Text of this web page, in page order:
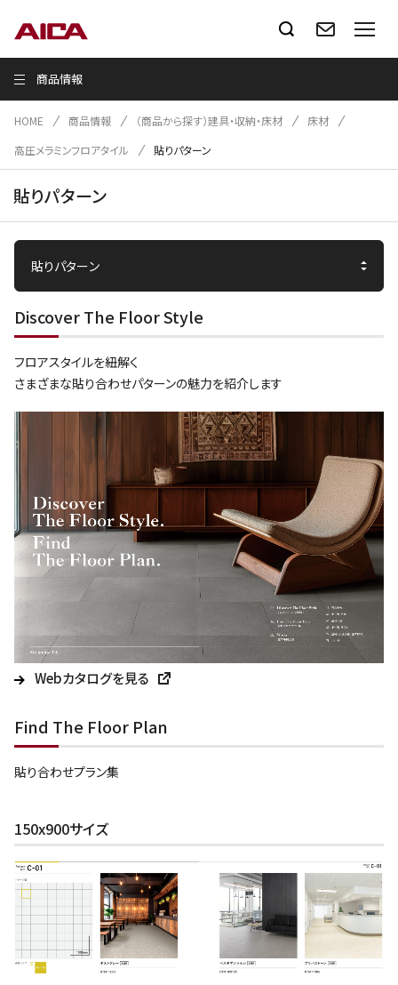
商品情報
HOME 商品情報 （商品から探す）建具・収納・床材
床材
高圧メラミンフロアタイル
貼りパターン
貼りパターン
Discover The Floor Style
フロアスタイルを紐解く
さまざまな貼り合わせパターンの魅力を紹介します
Webカタログを見る
Find The Floor Plan
貼り合わせプラン集
150x900サイズ